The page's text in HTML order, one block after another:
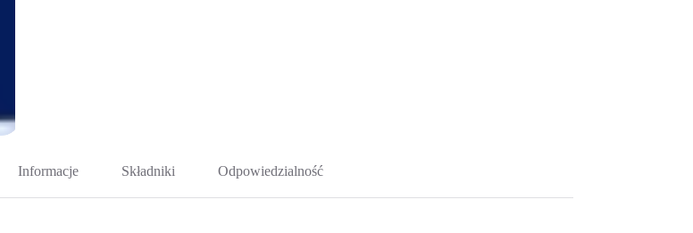
Informacje Składniki Odpowiedzialność